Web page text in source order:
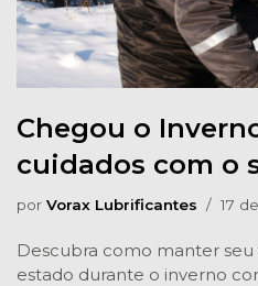
Chegou o
cuidados com o
por Vorax Lubrificantes 17
Descubra como manter
estado durante o inverno